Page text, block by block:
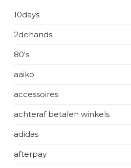
10days
2dehands
80's
aaiko
accessoires
achteraf betalen winkels
adidas
afterpay